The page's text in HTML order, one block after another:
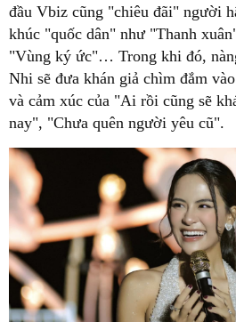
đầu Vbiz cũng "chiêu đãi" người
khúc "quốc dân" như "Thanh
"Vùng ký ức"… Trong khi đó,
Nhi sẽ đưa khán giả chìm đắm
và cảm xúc của "Ai rồi cũng sẽ
nay", "Chưa quên người yêu cũ".